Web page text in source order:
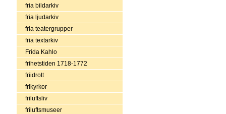
fria bildarkiv
fria ljudarkiv
fria teatergrupper
fria textarkiv
Frida Kahlo
frihetstiden 1718-1772
friidrott
frikyrkor
friluftsliv
friluftsmuseer